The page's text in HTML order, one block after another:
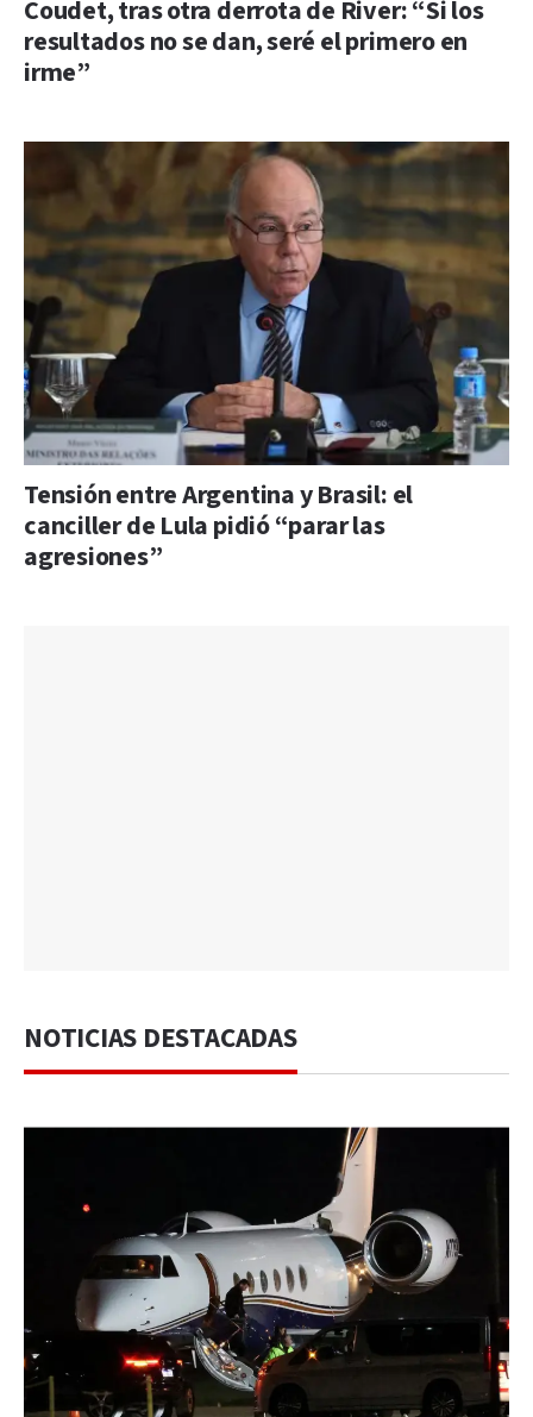
Coudet, tras otra derrota de River: “Si los
resultados no se dan, seré el primero en
irme”
Tensión entre Argentina y Brasil: el
canciller de Lula pidió “parar las
agresiones”
NOTICIAS DESTACADAS